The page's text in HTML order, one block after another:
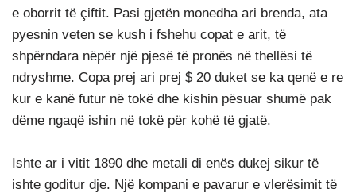
e oborrit të çiftit. Pasi gjetën monedha ari brenda, ata
pyesnin veten se kush i fshehu copat e arit, të
shpërndara nëpër një pjesë të pronës në thellësi të
ndryshme. Copa prej ari prej $ 20 duket se ka qenë e re
kur e kanë futur në tokë dhe kishin pësuar shumë pak
dëme ngaqë ishin në tokë për kohë të gjatë.
Ishte ar i vitit 1890 dhe metali di enës dukej sikur të
ishte goditur dje. Një kompani e pavarur e vlerësimit të